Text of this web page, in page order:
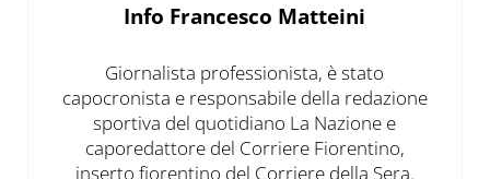
Info Francesco Matteini
Giornalista professionista, è stato
capocronista e responsabile della redazione
sportiva del quotidiano La Nazione e
caporedattore del Corriere Fiorentino,
inserto fiorentino del Corriere della Sera.